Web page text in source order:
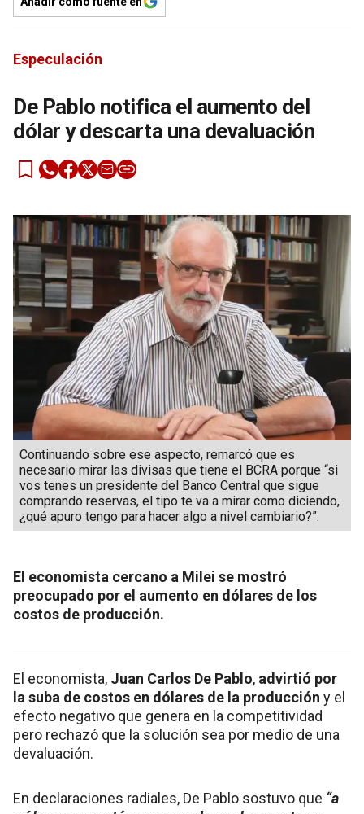
Especulación
De Pablo notifica el aumento del
dólar y descarta una devaluación
Continuando sobre ese aspecto, remarcó que es
necesario mirar las divisas que tiene el BCRA porque “si
vos tenes un presidente del Banco Central que sigue
comprando reservas, el tipo te va a mirar como diciendo,
¿qué apuro tengo para hacer algo a nivel cambiario?”.
El economista cercano a Milei se mostró
preocupado por el aumento en dólares de los
costos de producción.
El economista, Juan Carlos De Pablo, advirtió por
la suba de costos en dólares de la producción y el
efecto negativo que genera en la competitividad
pero rechazó que la solución sea por medio de una
devaluación.
En declaraciones radiales, De Pablo sostuvo que “a